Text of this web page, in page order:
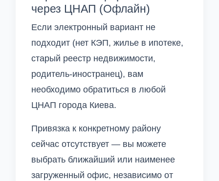
через ЦНАП (Офлайн)
Если электронный вариант не
подходит (нет КЭП, жилье в ипотеке,
старый реестр недвижимости,
родитель-иностранец), вам
необходимо обратиться в любой
ЦНАП города Киева.
Привязка к конкретному району
сейчас отсутствует — вы можете
выбрать ближайший или наименее
загруженный офис, независимо от